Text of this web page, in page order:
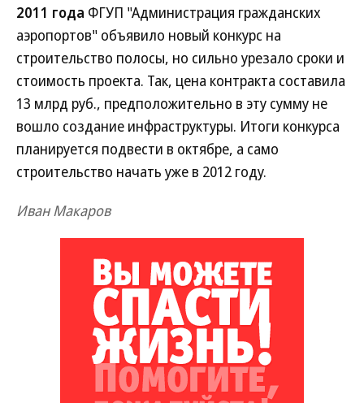
2011 года ФГУП "Администрация гражданских
аэропортов" объявило новый конкурс на
строительство полосы, но сильно урезало сроки и
стоимость проекта. Так, цена контракта составила
13 млрд руб., предположительно в эту сумму не
вошло создание инфраструктуры. Итоги конкурса
планируется подвести в октябре, а само
строительство начать уже в 2012 году.
Иван Макаров